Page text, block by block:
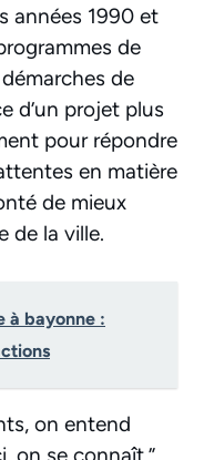
années 1990 et
de
de
d’un projet plus
pour répondre
en matière
de mieux
de la ville.
à bayonne :
on entend